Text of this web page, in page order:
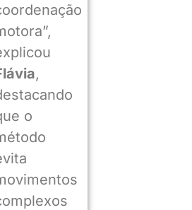
,
o